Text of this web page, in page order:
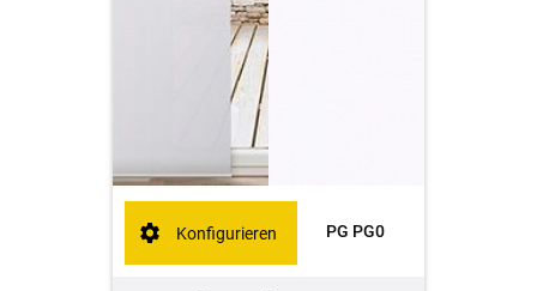
PG PG0
Konfigurieren